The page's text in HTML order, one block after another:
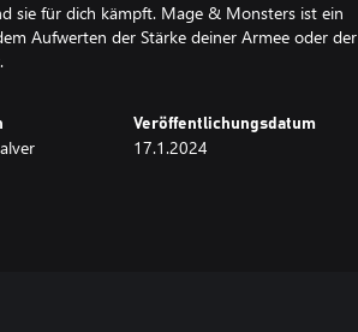
sie für dich kämpft. Mage & Monsters ist ein
Aufwerten der Stärke deiner Armee oder der
Veröffentlichungsdatum
17.1.2024